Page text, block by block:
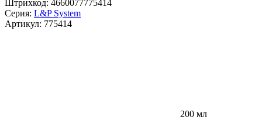
Штрихкод: 4660077775414
Серия: L&P System
Артикул: 775414
200 мл